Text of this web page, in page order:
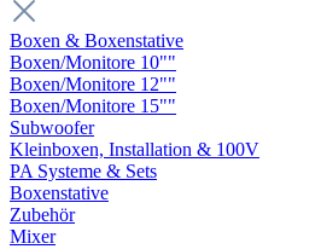
Boxen & Boxenstative
Boxen/Monitore 10""
Boxen/Monitore 12""
Boxen/Monitore 15""
Subwoofer
Kleinboxen, Installation & 100V
PA Systeme & Sets
Boxenstative
Zubehör
Mixer